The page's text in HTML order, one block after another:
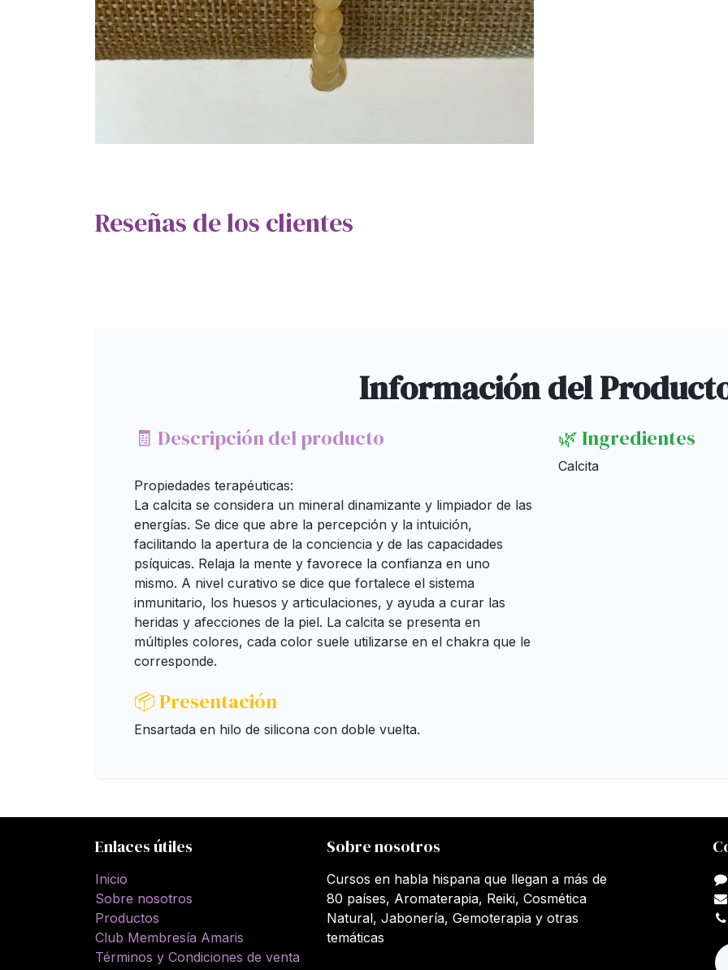
Reseñas de los clientes
Información del
🧾 Descripción del producto
Propiedades terapéuticas:
La calcita se considera un mineral dinamizante y limpiador de las
energías. Se dice que abre la percepción y la intuición,
facilitando la apertura de la conciencia y de las capacidades
psíquicas. Relaja la mente y favorece la confianza en uno
mismo. A nivel curativo se dice que fortalece el sistema
inmunitario, los huesos y articulaciones, y ayuda a curar las
heridas y afecciones de la piel. La calcita se presenta en
múltiples colores, cada color suele utilizarse en el chakra que le
corresponde.
🌿 Ingredientes
Calcita
📦 Presentación
Ensartada en hilo de silicona con doble vuelta.
Enlaces útiles
Inicio
Sobre nosotros
Productos
Club Membresía Amaris
Términos y Condiciones de venta
Sobre nosotros
Cursos en habla hispana que llegan a más de
80 países, Aromaterapia, Reiki, Cosmética
Natural, Jabonería, Gemoterapia y otras
temáticas